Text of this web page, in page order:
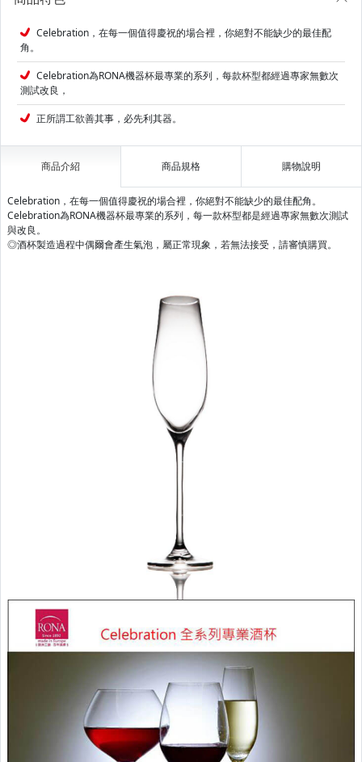
Celebration，在每一個值得慶祝的場合裡，你絕對不能缺少的最佳配
角。
Celebration為RONA機器杯最專業的系列，每款杯型都經過專家無數次
測試改良，
正所謂工欲善其事，必先利其器。
商品介紹 商品規格 購物說明
Celebration，在每一個值得慶祝的場合裡，你絕對不能缺少的最佳配角。
Celebration為RONA機器杯最專業的系列，每一款杯型都是經過專家無數次測試
與改良。
◎酒杯製造過程中偶爾會產生氣泡，屬正常現象，若無法接受，請審慎購買。